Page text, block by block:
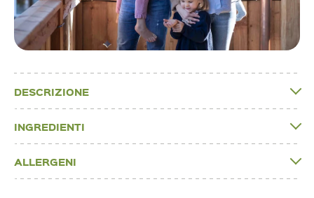
DESCRIZIONE
INGREDIENTI
ALLERGENI